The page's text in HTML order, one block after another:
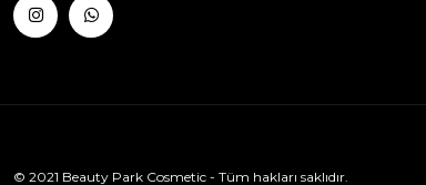
© 2021 Beauty Park Cosmetic - Tüm hakları saklıdır.